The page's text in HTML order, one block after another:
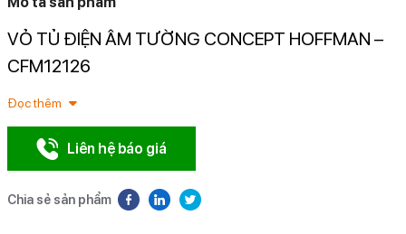
VỎ TỦ ĐIỆN ÂM TƯỜNG CONCEPT HOFFMAN –
CFM12126
Đọc thêm
Liên hệ báo giá
Chia sẻ sản phẩm